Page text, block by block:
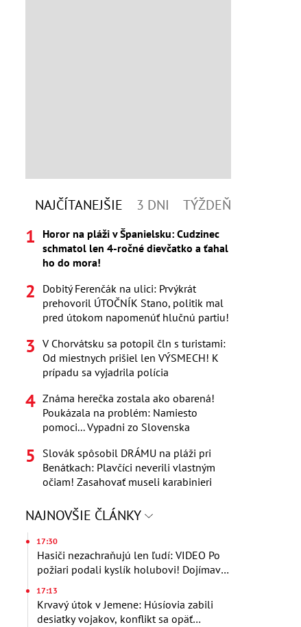
NAJČÍTANEJŠIE 3 DNI TÝŽDEŇ
Horor na pláži v Španielsku: Cudzinec
schmatol len 4-ročné dievčatko a ťahal
ho do mora!
Dobitý Ferenčák na ulici: Prvýkrát
prehovoril ÚTOČNÍK Stano, politik mal
pred útokom napomenúť hlučnú partiu!
V Chorvátsku sa potopil čln s turistami:
Od miestnych prišiel len VÝSMECH! K
prípadu sa vyjadrila polícia
Známa herečka zostala ako obarená!
Poukázala na problém: Namiesto
pomoci... Vypadni zo Slovenska
Slovák spôsobil DRÁMU na pláži pri
Benátkach: Plavčíci neverili vlastným
očiam! Zasahovať museli karabinieri
NAJNOVŠIE ČLÁNKY
17:30
Hasiči nezachraňujú len ľudí: VIDEO Po
požiari podali kyslík holubovi! Dojímavé
17:13
Krvavý útok v Jemene: Húsíovia zabili
desiatky vojakov, konflikt sa opäť